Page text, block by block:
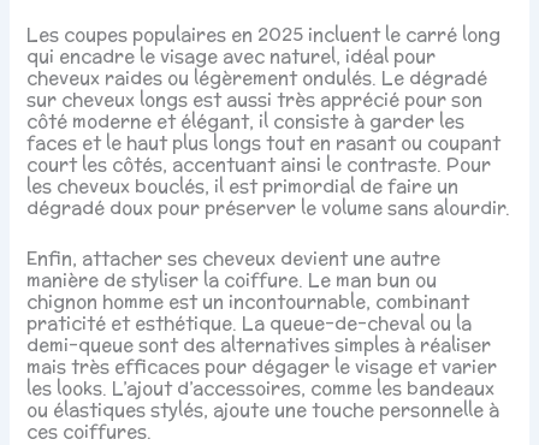
Les coupes populaires en 2025 incluent le carré long
qui encadre le visage avec naturel, idéal pour
cheveux raides ou légèrement ondulés. Le dégradé
sur cheveux longs est aussi très apprécié pour son
côté moderne et élégant, il consiste à garder les
faces et le haut plus longs tout en rasant ou coupant
court les côtés, accentuant ainsi le contraste. Pour
les cheveux bouclés, il est primordial de faire un
dégradé doux pour préserver le volume sans alourdir.
Enfin, attacher ses cheveux devient une autre
manière de styliser la coiffure. Le man bun ou
chignon homme est un incontournable, combinant
praticité et esthétique. La queue-de-cheval ou la
demi-queue sont des alternatives simples à réaliser
mais très efficaces pour dégager le visage et varier
les looks. L’ajout d’accessoires, comme les bandeaux
ou élastiques stylés, ajoute une touche personnelle à
ces coiffures.